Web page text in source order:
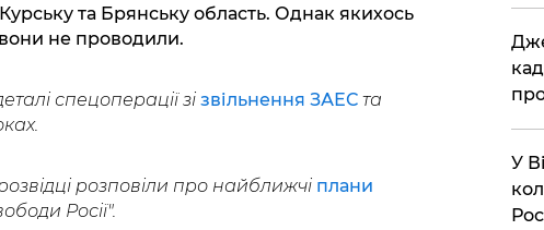
та Брянську область. Однак якихось
не проводили.
спецоперації зізвільнення ЗАЕСта
розповіли про найближчі плани
Росії".
​У